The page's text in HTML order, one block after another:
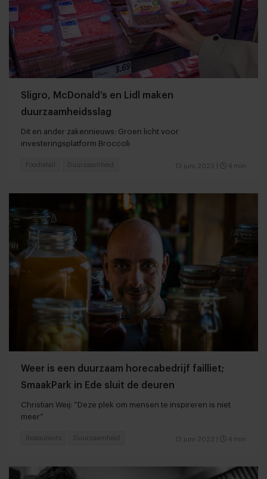
Sligro, McDonald’s en Lidl maken
duurzaamheidsslag
Dit en ander zakennieuws: Groen licht voor
investeringsplatform Broccoli
13 juni 2023 4 min
Foodretail Duurzaamheid
Weer is een duurzaam horecabedrijf failliet;
SmaakPark in Ede sluit de deuren
Christian Weij: “Deze plek om mensen te inspireren is niet
meer”
13 juni 2023 4 min
Restaurants Duurzaamheid